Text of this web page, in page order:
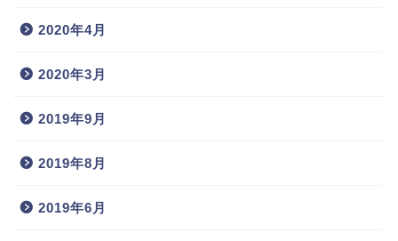
2020年4月
2020年3月
2019年9月
2019年8月
2019年6月